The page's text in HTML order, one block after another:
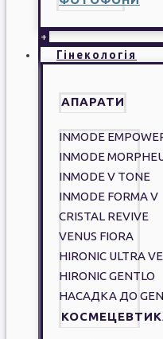
+
Гінекологія
АПАРАТИ
INMODE
INMODE
INMODE V TONE
INMODE FORMA V
CRISTAL REVIVE
VENUS FIORA
HIRONIC ULTRA
HIRONIC GENTLO
НАСАДКА ДО